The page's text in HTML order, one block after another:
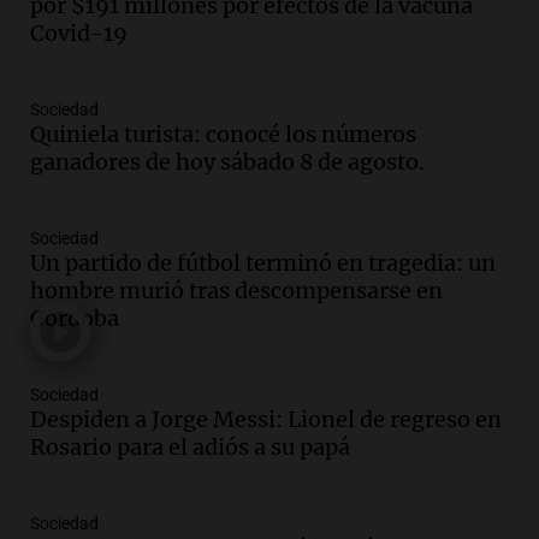
firmó Jorge Messi para el primer
contrato de Leo con Barcelona
Audio.Joan Gaspart: "Sin Jorge, no sé si
Messi hubiera llegado adonde llegó"
Audio.El orgullo y el sueño argentino de
Jorge Messi en una entrevista con Rony
Vargas en 2007
Audio.El abuelo de Agostina Vega, tras
las nuevas detenciones: "En esa casa
Episodios
por $191 millones por efectos de la vacuna
Covid-19
Sociedad
Quiniela turista: conocé los números
ganadores de hoy sábado 8 de agosto.
Sociedad
Un partido de fútbol terminó en tragedia: un
hombre murió tras descompensarse en
Córdoba
Sociedad
Despiden a Jorge Messi: Lionel de regreso en
Rosario para el adiós a su papá
Sociedad